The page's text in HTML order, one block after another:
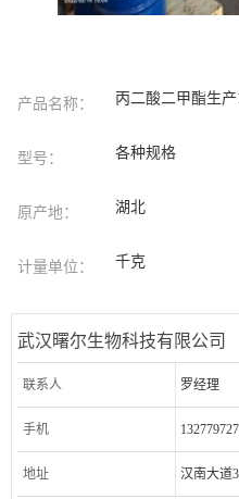
产品名称： 丙二酸二甲酯生
型号： 各种规格
原产地： 湖北
计量单位： 千克
武汉曙尔生物科技有限公司
联系人 罗经理
手机
地址 汉南大道